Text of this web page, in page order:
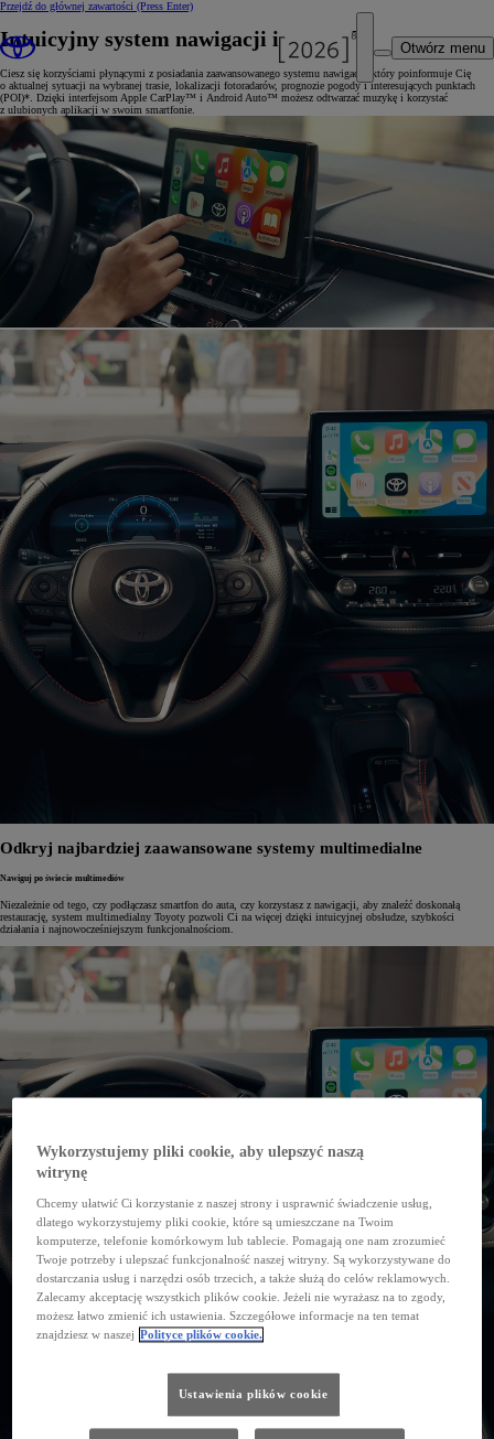
Przejdź do głównej zawartości (Press Enter)
Otwórz menu
Intuicyjny system nawigacji i rozrywki
Ciesz się korzyściami płynącymi z posiadania zaawansowanego systemu nawigacji, który poinformuje Cię
o aktualnej sytuacji na wybranej trasie, lokalizacji fotoradarów, prognozie pogody i interesujących punktach
(POI)*. Dzięki interfejsom Apple CarPlay™ i Android Auto™ możesz odtwarzać muzykę i korzystać
z ulubionych aplikacji w swoim smartfonie.
Odkryj najbardziej zaawansowane systemy multimedialne
Nawiguj po świecie multimediów
Niezależnie od tego, czy podłączasz smartfon do auta, czy korzystasz z nawigacji, aby znaleźć doskonałą
restaurację, system multimedialny Toyoty pozwoli Ci na więcej dzięki intuicyjnej obsłudze, szybkości
działania i najnowocześniejszym funkcjonalnościom.
Wykorzystujemy pliki cookie, aby ulepszyć naszą
witrynę
Chcemy ułatwić Ci korzystanie z naszej strony i usprawnić świadczenie usług,
dlatego wykorzystujemy pliki cookie, które są umieszczane na Twoim
komputerze, telefonie komórkowym lub tablecie. Pomagają one nam zrozumieć
Twoje potrzeby i ulepszać funkcjonalność naszej witryny. Są wykorzystywane do
dostarczania usług i narzędzi osób trzecich, a także służą do celów reklamowych.
Zalecamy akceptację wszystkich plików cookie. Jeżeli nie wyrażasz na to zgody,
możesz łatwo zmienić ich ustawienia. Szczegółowe informacje na ten temat
znajdziesz w naszej Polityce plików cookie.
Ustawienia plików cookie